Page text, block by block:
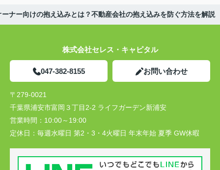
ーナー向けの抱え込みとは？不動産会社の抱え込みを防ぐ方法を解説
株式会社セレス・キャピタル
047-382-8155 お問い合わせ
〒279-0021
千葉県浦安市富岡３丁目2-2 ライフガーデン新浦安
営業時間： 10:00～19:00
定休日： 毎週水曜日 第2・3・4火曜日 年末年始 夏季 GW休暇